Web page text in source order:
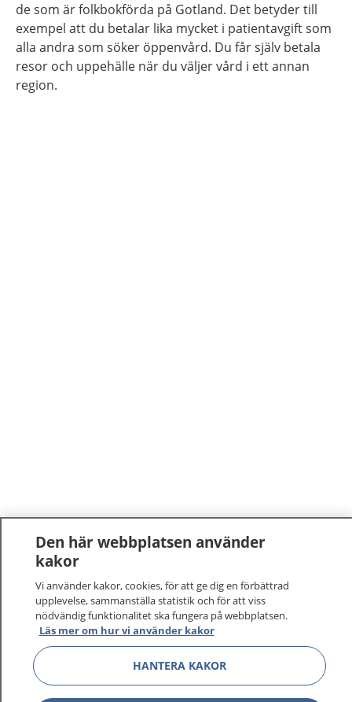
de som är folkbokförda på Gotland. Det betyder till
exempel att du betalar lika mycket i patientavgift som
alla andra som söker öppenvård. Du får själv betala
resor och uppehälle när du väljer vård i ett annan
region.
1177 tryggt om din hälsa och vård
Den här webbplatsen använder
kakor
Vi använder kakor, cookies, för att ge dig en förbättrad
upplevelse, sammanställa statistik och för att viss
nödvändig funktionalitet ska fungera på webbplatsen.
Läs mer om hur vi använder kakor
HANTERA KAKOR